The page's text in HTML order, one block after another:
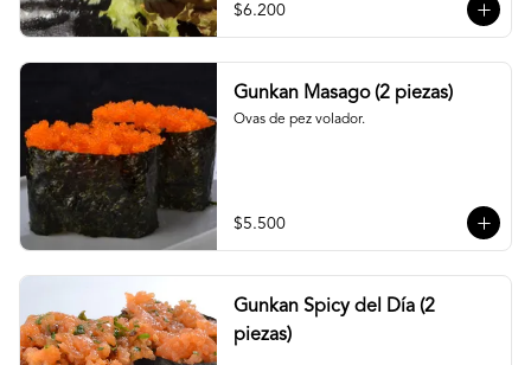
$6.200
Gunkan Masago (2 piezas)
Ovas de pez volador.
$5.500
Gunkan Spicy del Día (2
piezas)